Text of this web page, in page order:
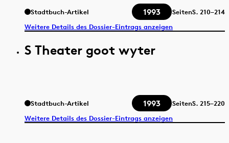
Stadtbuch-Artikel 1993 SeitenS. 210–214
Weitere Details des Dossier-Eintrags anzeigen
S Theater goot wyter
Stadtbuch-Artikel 1993 SeitenS. 215–220
Weitere Details des Dossier-Eintrags anzeigen